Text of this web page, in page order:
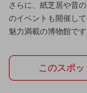
さらに、紙芝居や昔
のイベントも開催し
魅力満載の博物館です
このスポ